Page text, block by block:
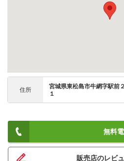
住所
宮城県東松島市牛網字駅前
１
無料
販売店のレビ